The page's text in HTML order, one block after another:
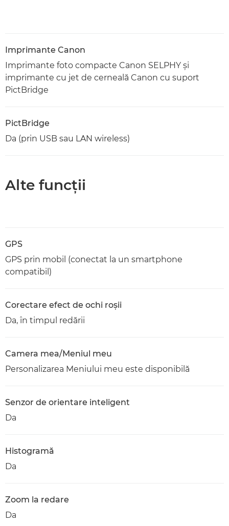
Imprimante Canon
Imprimante foto compacte Canon SELPHY şi
imprimante cu jet de cerneală Canon cu suport
PictBridge
PictBridge
Da (prin USB sau LAN wireless)
Alte funcţii
GPS
GPS prin mobil (conectat la un smartphone
compatibil)
Corectare efect de ochi roşii
Da, în timpul redării
Camera mea/Meniul meu
Personalizarea Meniului meu este disponibilă
Senzor de orientare inteligent
Da
Histogramă
Da
Zoom la redare
Da